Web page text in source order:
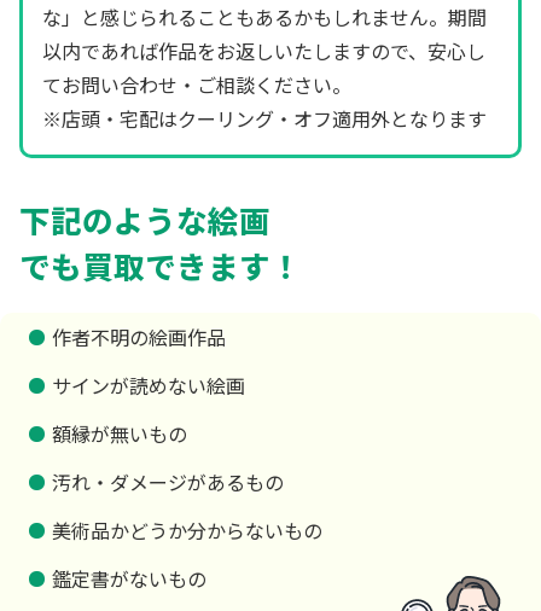
な」と感じられることもあるかもしれません。期間
以内であれば作品をお返しいたしますので、安心し
てお問い合わせ・ご相談ください。
※店頭・宅配はクーリング・オフ適用外となります
下記のような絵画
でも買取できます！
作者不明の絵画作品
サインが読めない絵画
額縁が無いもの
汚れ・ダメージがあるもの
美術品かどうか分からないもの
鑑定書がないもの